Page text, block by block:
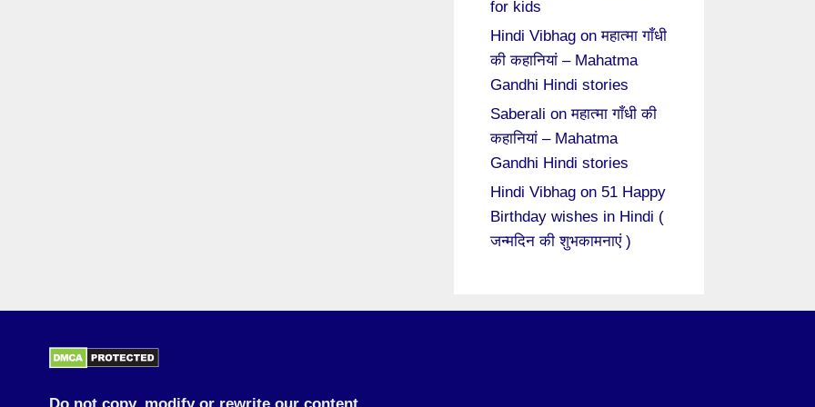
for kids
Hindi Vibhag onमहात्मा गाँधी
की कहानियां – Mahatma
Gandhi Hindi stories
Saberali onमहात्मा गाँधी की
कहानियां – Mahatma
Gandhi Hindi stories
Hindi Vibhag on 51 Happy
Birthday wishes in Hindi (
जन्मदिन की शुभकामनाएं )